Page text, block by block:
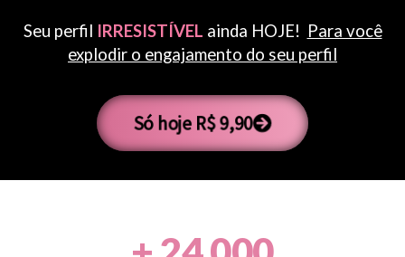
Só hoje R$ 9,90
Seu perfil IRRESISTÍVEL ainda HOJE! Para você
explodir o engajamento do seu perfil